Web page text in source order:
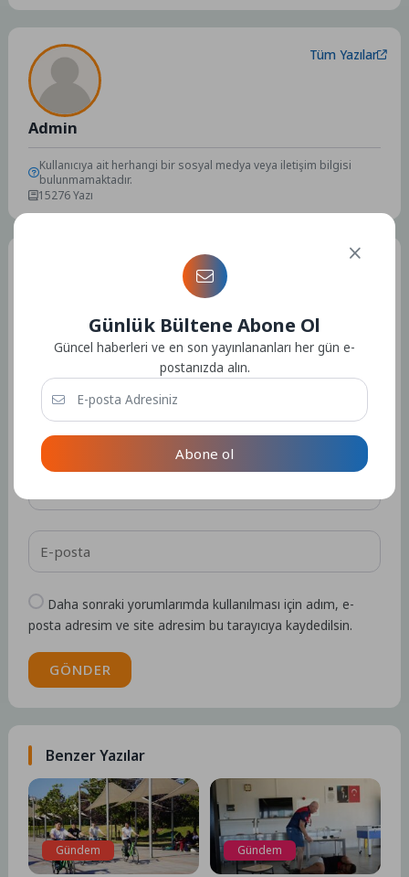
Admin
Tüm Yazılar
Kullanıcıya ait herhangi bir sosyal medya veya iletişim bilgisi
bulunmamaktadır.
15276 Yazı
E-posta adresiniz yayınlanmayacak.
işaretlenmişlerdir
Daha sonraki yorumlarımda kullanılması için adım, e-
posta adresim ve site adresim bu tarayıcıya kaydedilsin.
GÖNDER
Benzer Yazılar
Gündem Gündem
Günlük Bültene Abone Ol
Güncel haberleri ve en son yayınlananları her gün e-
postanızda alın.
Abone ol